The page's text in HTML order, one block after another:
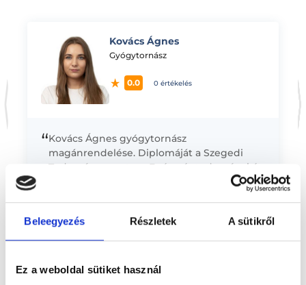
Beleegyezés Részletek A sütikről
Ez a weboldal sütiket használ
Kovács Ágnes
Gyógytornász
0.0 0 értékelés
“Kovács Ágnes gyógytornász
magánrendelése. Diplomáját a Szegedi
Tudományegyetem Egészségtudományi és
Szociális Képzési Karán 2024-ben szerezte,
elsajátította a Kinesotape és Flossing...
Előző* Szakorvos jelölt (rezidens): általános orvosi oklevéllel rendelkező
orvos, aki jogszabályok szerinti szakorvosi szakképesítés
felelősséggel tartozik és azt közvetlenül felügyeli az egészségügyi